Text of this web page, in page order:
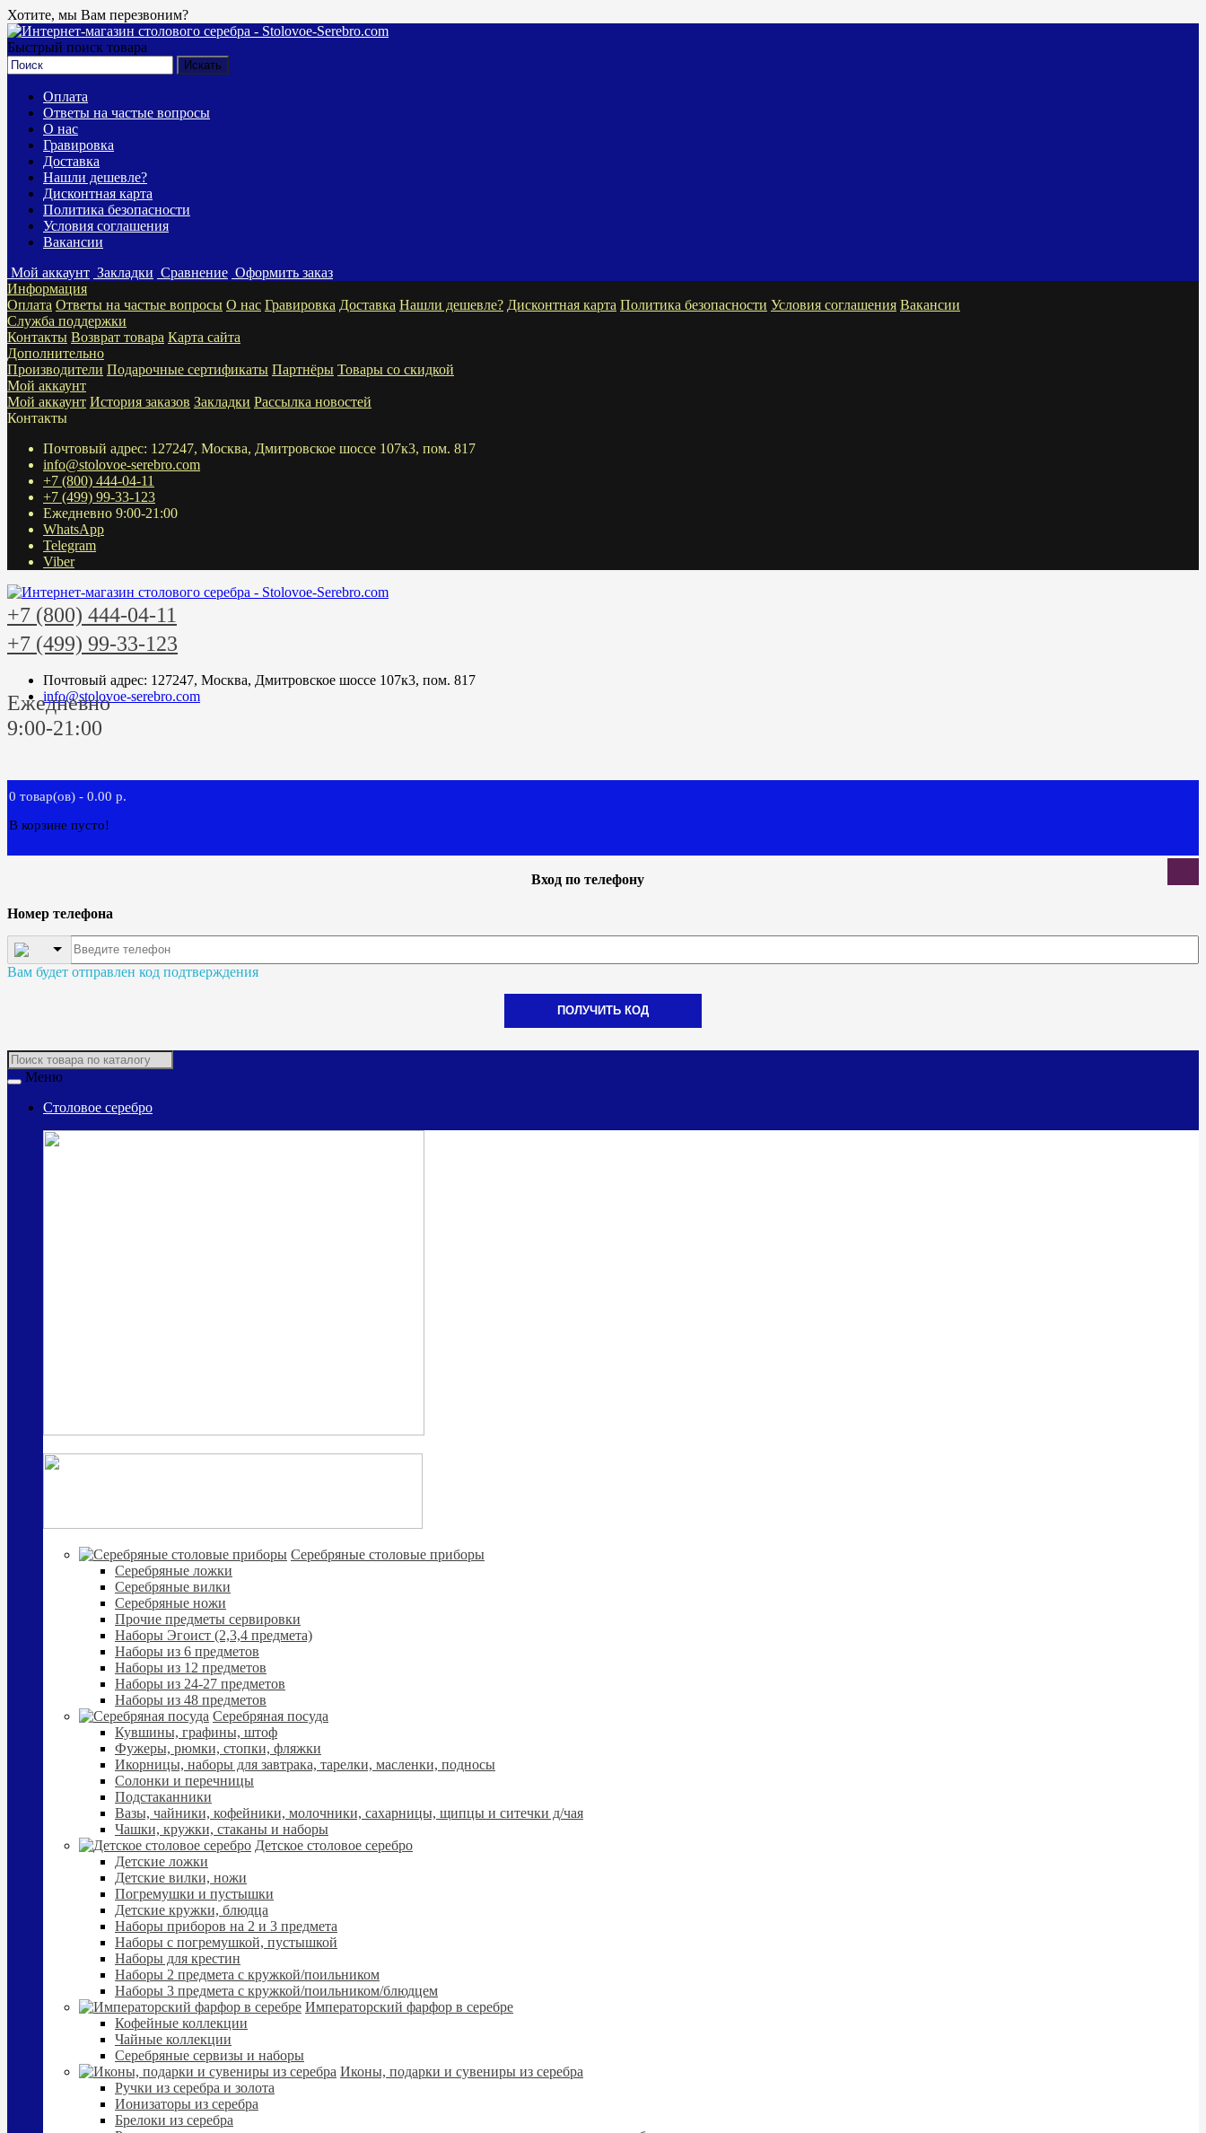
Хотите, мы Вам перезвоним?
Быстрый поиск товара
Оплата
Ответы на частые вопросы
О нас
Гравировка
Доставка
Нашли дешевле?
Дисконтная карта
Политика безопасности
Условия соглашения
Вакансии
Мой аккаунт Закладки Сравнение Оформить заказ
Информация
Оплата Ответы на частые вопросы О нас Гравировка Доставка Нашли дешевле? Дисконтная карта Политика безопасности Условия соглашения Вакансии
Служба поддержки
Контакты Возврат товара Карта сайта
Дополнительно
Производители Подарочные сертификаты Партнёры Товары со скидкой
Мой аккаунт
Мой аккаунт История заказов Закладки Рассылка новостей
Контакты
Почтовый адрес: 127247, Москва, Дмитровское шоссе 107к3, пом. 817
info@stolovoe-serebro.com
+7 (800) 444-04-11
+7 (499) 99-33-123
Ежедневно 9:00-21:00
WhatsApp
Telegram
Viber
+7 (800) 444-04-11
+7 (499) 99-33-123
Почтовый адрес: 127247, Москва, Дмитровское шоссе 107к3, пом. 817
info@stolovoe-serebro.com
Ежедневно
9:00-21:00
0 товар(ов) - 0.00 р.
В корзине пусто!
Вход по телефону
Номер телефона
Вам будет отправлен код подтверждения
ПОЛУЧИТЬ КОД
Меню
Столовое серебро
Cеребряные столовые приборы
Серебряные ложки
Серебряные вилки
Серебряные ножи
Прочие предметы сервировки
Наборы Эгоист (2,3,4 предмета)
Наборы из 6 предметов
Наборы из 12 предметов
Наборы из 24-27 предметов
Наборы из 48 предметов
Серебряная посуда
Кувшины, графины, штоф
Фужеры, рюмки, стопки, фляжки
Икорницы, наборы для завтрака, тарелки, масленки, подносы
Солонки и перечницы
Подстаканники
Вазы, чайники, кофейники, молочники, сахарницы, щипцы и ситечки д/чая
Чашки, кружки, стаканы и наборы
Детское столовое серебро
Детские ложки
Детские вилки, ножи
Погремушки и пустышки
Детские кружки, блюдца
Наборы приборов на 2 и 3 предмета
Наборы с погремушкой, пустышкой
Наборы для крестин
Наборы 2 предмета с кружкой/поильником
Наборы 3 предмета с кружкой/поильником/блюдцем
Императорский фарфор в серебре
Кофейные коллекции
Чайные коллекции
Серебряные сервизы и наборы
Иконы, подарки и сувениры из серебра
Ручки из серебра и золота
Ионизаторы из серебра
Брелоки из серебра